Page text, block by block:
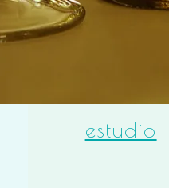
estudio